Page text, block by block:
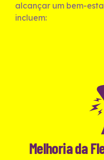
alcançar um bem-
incluem:
Melhoria da